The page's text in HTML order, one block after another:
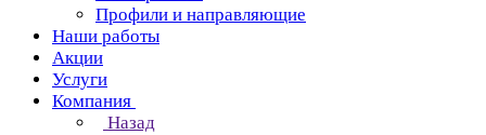
Профили и направляющие
Наши работы
Акции
Услуги
Компания
Назад